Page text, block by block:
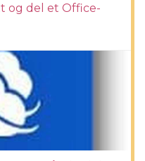
og del et Office-